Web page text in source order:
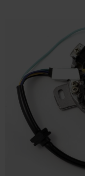
Montage/
e Hanvo PE304 1
ETH01m
20KR